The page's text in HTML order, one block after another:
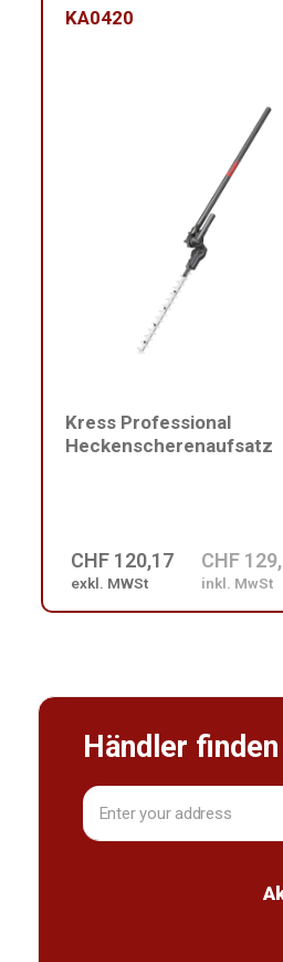
KA0420
Kress Professional
Heckenscherenaufsatz
CHF 120,17
exkl. MWSt
CHF
inkl. MwSt
Händler finden